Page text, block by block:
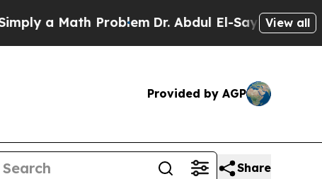
a Math ProblemDr. Abdul El-Sayed on Historic
View all
Provided by AGP
Share